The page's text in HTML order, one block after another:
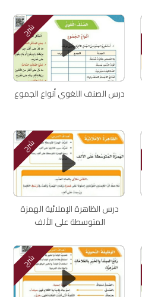
شرح
درس الصنف اللغوي أنواع الجموع
شرح
درس الظاهرة الإملائية الهمزة
المتوسطة على الألف
شرح